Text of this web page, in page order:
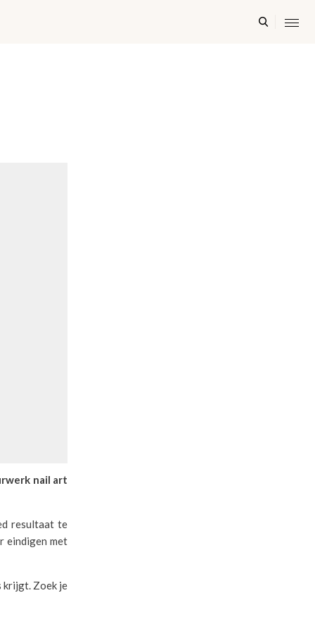
nail art
resultaat te
eindigen met
krijgt. Zoek je